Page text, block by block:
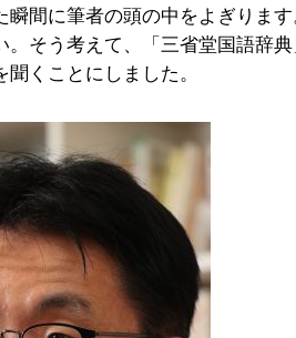
瞬間に筆者の頭の中をよぎりま
。そう考えて、「三省堂国語辞
聞くことにしました。